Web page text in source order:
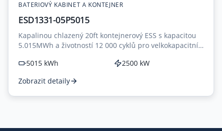
BATERIOVÝ KABINET A KONTEJNER
ESD1331-05P5015
Kapalinou chlazený 20ft kontejnerový ESS s kapacitou
5.015MWh a životností 12 000 cyklů pro velkokapacitní
5015 kWh
2500 kW
Zobrazit detaily